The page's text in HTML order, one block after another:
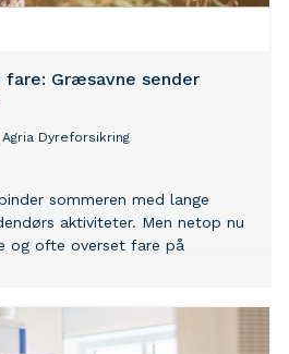
Græsavne sender
Agria Dyreforsikring
sommeren med lange
aktiviteter. Men netop nu
og ofte overset fare på